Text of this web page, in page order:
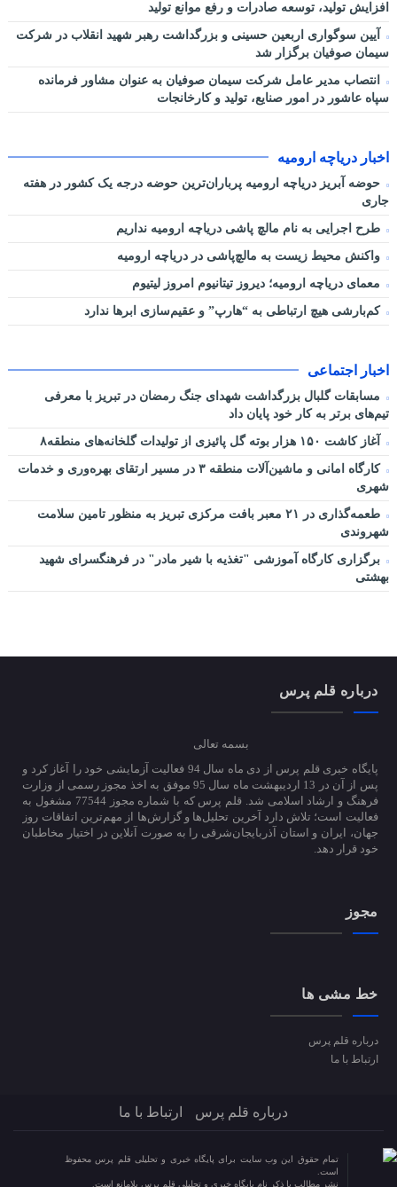
افزایش تولید، توسعه صادرات و رفع موانع تولید
آیین سوگواری اربعین حسینی و بزرگداشت رهبر شهید انقلاب در شرکت
سیمان صوفیان برگزار شد
انتصاب مدیر عامل شرکت سیمان صوفیان به عنوان مشاور فرمانده
سپاه عاشور در امور صنایع، تولید و کارخانجات
اخبار دریاچه ارومیه
حوضه آبریز دریاچه ارومیه پرباران‌ترین حوضه‌ درجه یک کشور در هفته
جاری
طرح اجرایی به نام مالچ پاشی دریاچه ارومیه نداریم
واکنش محیط زیست به مالچ‌پاشی در دریاچه ارومیه
معمای دریاچه ارومیه؛ دیروز تیتانیوم امروز لیتیوم
کم‌بارشی هیچ ارتباطی به “هارپ” و عقیم‌سازی ابرها ندارد
اخبار اجتماعی
مسابقات گلبال بزرگداشت شهدای جنگ رمضان در تبریز با معرفی
تیم‌های برتر به کار خود پایان داد
آغاز کاشت ۱۵۰ هزار بوته گل پائیزی از تولیدات گلخانه‌های منطقه۸
کارگاه امانی و ماشین‌آلات منطقه ۳ در مسیر ارتقای بهره‌وری و خدمات
شهری
طعمه‌گذاری در ۲۱ معبر بافت مرکزی تبریز به منظور تامین سلامت
شهروندی
برگزاری کارگاه آموزشی "تغذیه با شیر مادر" در فرهنگسرای شهید
بهشتی
درباره قلم پرس
بسمه تعالی
پایگاه خبری قلم پرس از دی ماه سال 94 فعالیت آزمایشی خود را آغاز کرد و
پس از آن در 13 اردیبهشت ماه سال 95 موفق به اخذ مجوز رسمی از وزارت
فرهنگ و ارشاد اسلامی شد. قلم پرس که با شماره مجوز 77544 مشغول به
فعالیت است؛ تلاش دارد آخرین تحلیل‌ها و گزارش‌ها از مهم‌ترین اتفاقات روز
جهان، ایران و استان آذربایجان‌شرقی را به صورت آنلاین در اختیار مخاطبان
خود قرار دهد.
مجوز
خط مشی ها
درباره قلم پرس
ارتباط با ما
درباره قلم پرس ارتباط با ما
تمام حقوق این وب سایت برای پایگاه خبری و تحلیلی قلم پرس محفوظ
است.
نشر مطالب با ذکر نام پایگاه خبری و تحلیلی قلم پرس بلامانع است.